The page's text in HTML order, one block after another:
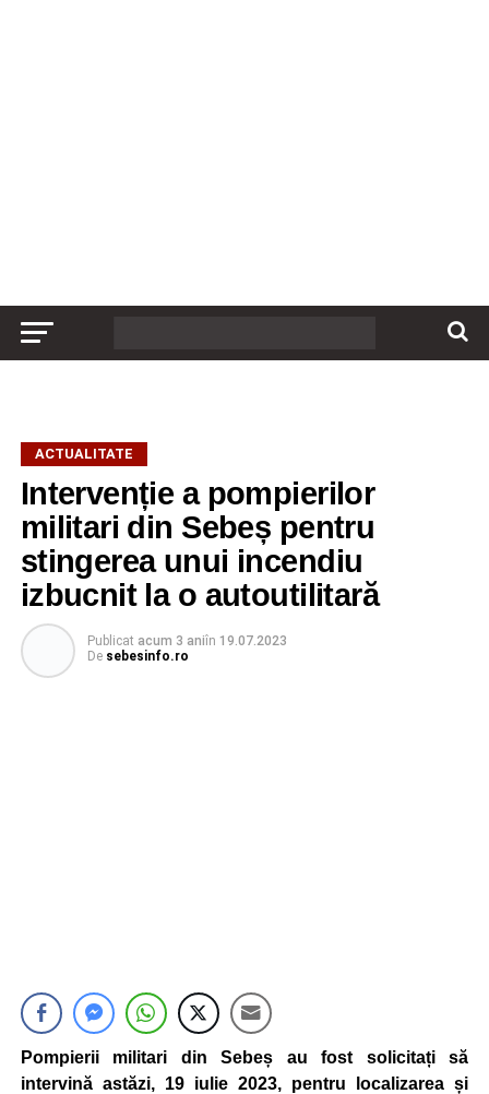
ACTUALITATE
Intervenție a pompierilor
militari din Sebeș pentru
stingerea unui incendiu
izbucnit la o autoutilitară
Publicat acum 3 aniîn 19.07.2023
De sebesinfo.ro
Pompierii militari din Sebeș au fost solicitați să
intervină astăzi, 19 iulie 2023, pentru localizarea și